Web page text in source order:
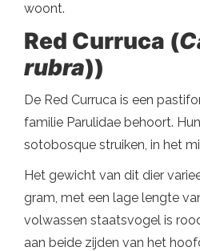
woont.
Red Curruca (
rubra))
De Red Curruca is een
familie Parulidae behoort.
sotobosque struiken, in het
Het gewicht van dit dier
gram, met een lage lengte
volwassen staatsvogel is
aan beide zijden van het